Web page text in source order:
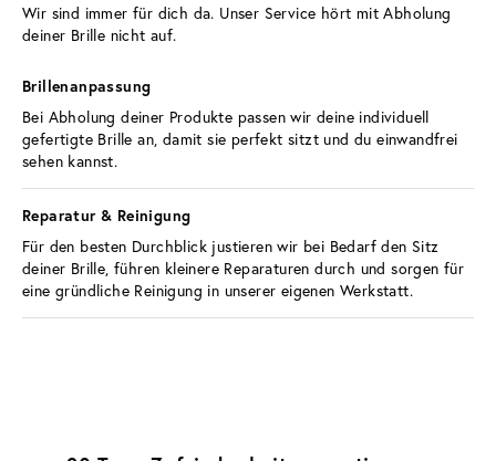
Wir sind immer für dich da. Unser Service hört mit Abholung
deiner Brille nicht auf.
Brillenanpassung
Bei Abholung deiner Produkte passen wir deine individuell
gefertigte Brille an, damit sie perfekt sitzt und du einwandfrei
sehen kannst.
Reparatur & Reinigung
Für den besten Durchblick justieren wir bei Bedarf den Sitz
deiner Brille, führen kleinere Reparaturen durch und sorgen für
eine gründliche Reinigung in unserer eigenen Werkstatt.